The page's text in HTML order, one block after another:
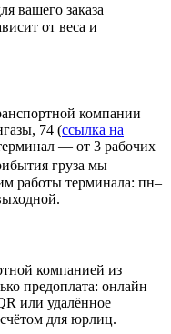
вашего заказа
от веса и
компании
74 (ссылка на
— от 3 рабочих
груза мы
работы терминала: пн–
компанией из
предоплата: онлайн
или удалённое
для юрлиц.